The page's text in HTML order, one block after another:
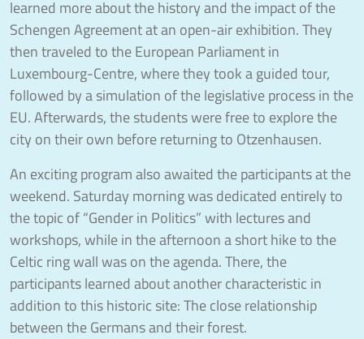
learned more about the history and the impact of the
Schengen Agreement at an open-air exhibition. They
then traveled to the European Parliament in
Luxembourg-Centre, where they took a guided tour,
followed by a simulation of the legislative process in the
EU. Afterwards, the students were free to explore the
city on their own before returning to Otzenhausen.
An exciting program also awaited the participants at the
weekend. Saturday morning was dedicated entirely to
the topic of “Gender in Politics” with lectures and
workshops, while in the afternoon a short hike to the
Celtic ring wall was on the agenda. There, the
participants learned about another characteristic in
addition to this historic site: The close relationship
between the Germans and their forest.